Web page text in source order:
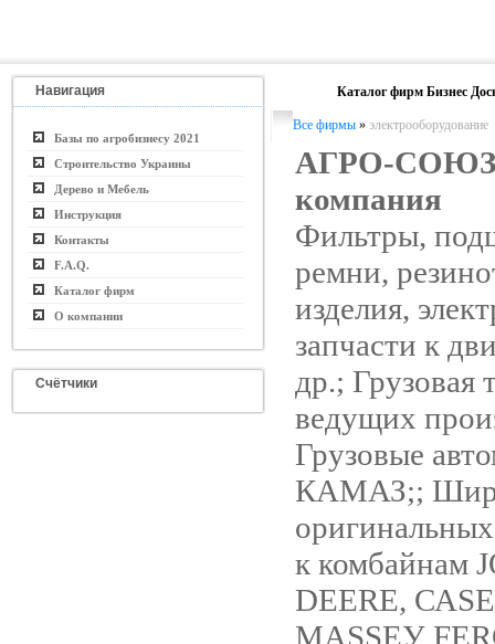
Навигация
Базы по агробизнесу 2021
Строительство Украины
Дерево и Мебель
Инструкция
Контакты
F.A.Q.
Каталог фирм
О компании
Счётчики
Каталог фирм Бизнес
Все фирмы » электрооборудование
АГРО-
компания
Фильтры,
ремни,
изделия,
запчасти к
др.; Грузовая
ведущих
Грузовые
КАМАЗ;;
к комбайнам
DEERE,
МАSSЕУ